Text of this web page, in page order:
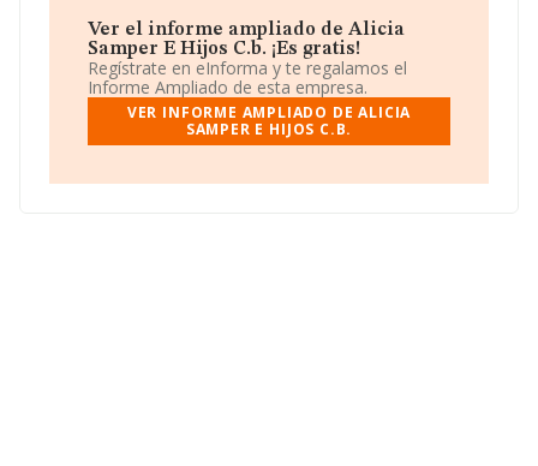
Ver el informe ampliado de Alicia
Samper E Hijos C.b. ¡Es gratis!
Regístrate en eInforma y te regalamos el
Informe Ampliado de esta empresa.
VER INFORME AMPLIADO DE ALICIA
SAMPER E HIJOS C.B.